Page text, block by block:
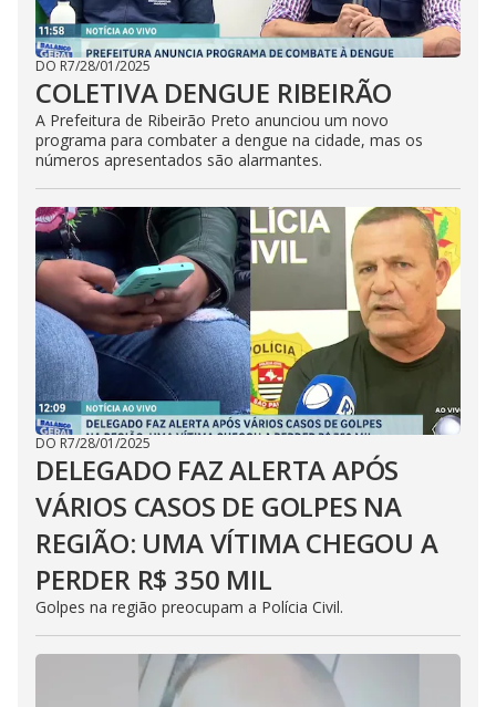
DO R7/28/01/2025
COLETIVA DENGUE RIBEIRÃO
A Prefeitura de Ribeirão Preto anunciou um novo
programa para combater a dengue na cidade, mas os
números apresentados são alarmantes.
DO R7/28/01/2025
DELEGADO FAZ ALERTA APÓS
VÁRIOS CASOS DE GOLPES NA
REGIÃO: UMA VÍTIMA CHEGOU A
PERDER R$ 350 MIL
Golpes na região preocupam a Polícia Civil.